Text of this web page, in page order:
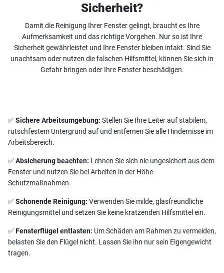
Sicherheit?
Damit die Reinigung Ihrer Fenster gelingt, braucht es Ihre
Aufmerksamkeit und das richtige Vorgehen. Nur so ist Ihre
Sicherheit gewährleistet und Ihre Fenster bleiben intakt. Sind Sie
unachtsam oder nutzen die falschen Hilfsmittel, können Sie sich in
Gefahr bringen oder Ihre Fenster beschädigen.
✅Sichere Arbeitsumgebung: Stellen Sie Ihre Leiter auf stabilem,
rutschfestem Untergrund auf und entfernen Sie alle Hindernisse im
Arbeitsbereich.
✅Absicherung beachten: Lehnen Sie sich nie ungesichert aus dem
Fenster und nutzen Sie bei Arbeiten in der Höhe
Schutzmaßnahmen.
✅Schonende Reinigung: Verwenden Sie milde, glasfreundliche
Reinigungsmittel und setzen Sie keine kratzenden Hilfsmittel ein.
✅Fensterflügel entlasten: Um Schäden am Rahmen zu vermeiden,
belasten Sie den Flügel nicht. Lassen Sie ihn nur sein Eigengewicht
tragen.